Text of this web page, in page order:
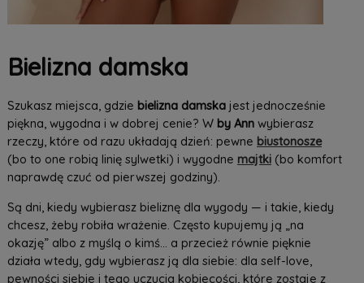
Bielizna damska
Szukasz miejsca, gdzie bielizna damskajest jednocześnie
piękna, wygodna i w dobrej cenie? W by Annwybierasz
rzeczy, które od razu układają dzień: pewne biustonosze
(bo to one robią linię sylwetki) i wygodne majtki(bo komfort
naprawdę czuć od pierwszej godziny).
Są dni, kiedy wybierasz bieliznę dla wygody — i takie, kiedy
chcesz, żeby robiła wrażenie. Często kupujemy ją „na
okazję” albo z myślą o kimś… a przecież równie pięknie
działa wtedy, gdy wybierasz ją dla siebie: dla self-love,
pewności siebie i tego uczucia kobiecości, które zostaje z